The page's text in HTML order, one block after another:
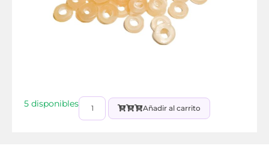
5 disponibles Añadir al carrito